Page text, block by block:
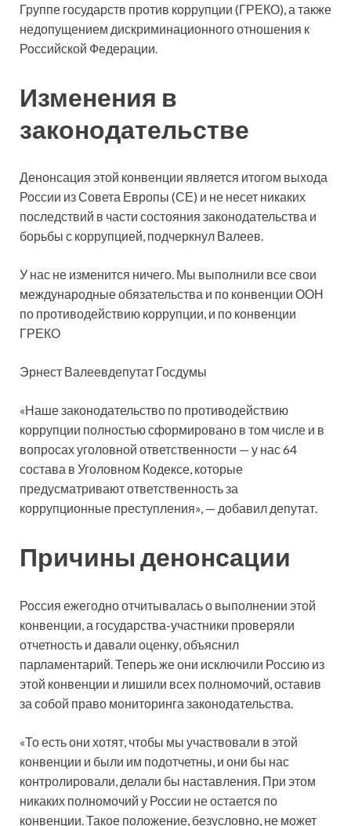
Группе государств против коррупции (ГРЕКО), а также
недопущением дискриминационного отношения к
Российской Федерации.
Изменения в
законодательстве
Денонсация этой конвенции является итогом выхода
России из Совета Европы (СЕ) и не несет никаких
последствий в части состояния законодательства и
борьбы с коррупцией, подчеркнул Валеев.
У нас не изменится ничего. Мы выполнили все свои
международные обязательства и по конвенции ООН
по противодействию коррупции, и по конвенции
ГРЕКО
Эрнест Валеевдепутат Госдумы
«Наше законодательство по противодействию
коррупции полностью сформировано в том числе и в
вопросах уголовной ответственности — у нас 64
состава в Уголовном Кодексе, которые
предусматривают ответственность за
коррупционные преступления», — добавил депутат.
Причины денонсации
Россия ежегодно отчитывалась о выполнении этой
конвенции, а государства-участники проверяли
отчетность и давали оценку, объяснил
парламентарий. Теперь же они исключили Россию из
этой конвенции и лишили всех полномочий, оставив
за собой право мониторинга законодательства.
«То есть они хотят, чтобы мы участвовали в этой
конвенции и были им подотчетны, и они бы нас
контролировали, делали бы наставления. При этом
никаких полномочий у России не остается по
конвенции. Такое положение, безусловно, не может